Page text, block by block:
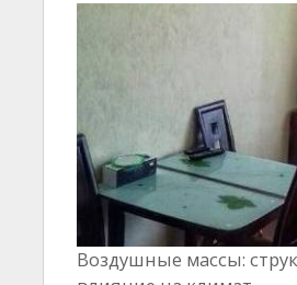
Воздушные массы: